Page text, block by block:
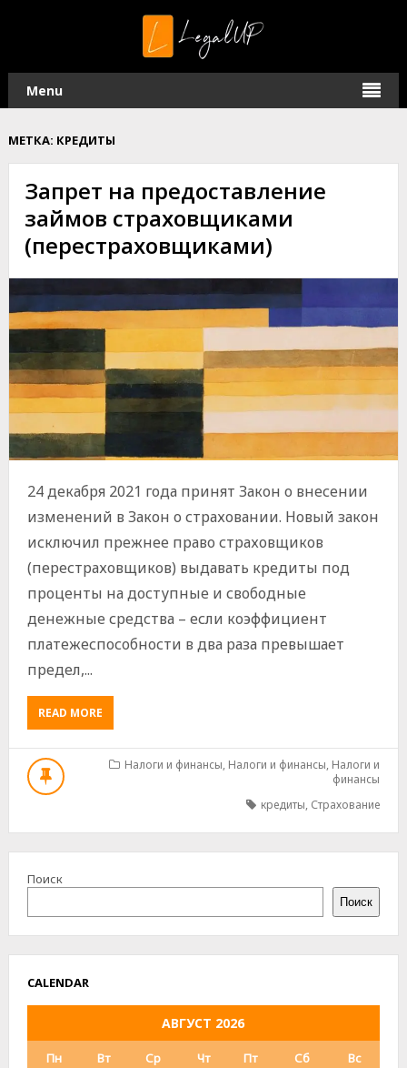
Menu
МЕТКА: КРЕДИТЫ
Запрет на предоставление
займов страховщиками
(перестраховщиками)
24 декабря 2021 года принят Закон о внесении
изменений в Закон о страховании. Новый закон
исключил прежнее право страховщиков
(перестраховщиков) выдавать кредиты под
проценты на доступные и свободные
денежные средства – если коэффициент
платежеспособности в два раза превышает
предел,...
READ MOREABOUT
ЗАПРЕТ
НА
ПРЕДОСТАВЛЕНИЕ
Налоги и финансы, Налоги и финансы, Налоги и
финансы
кредиты, Страхование
Поиск
Поиск
CALENDAR
АВГУСТ 2026
Пн Вт Ср Чт Пт Сб Вс